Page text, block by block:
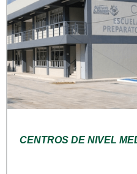
CENTROS DE NIVEL